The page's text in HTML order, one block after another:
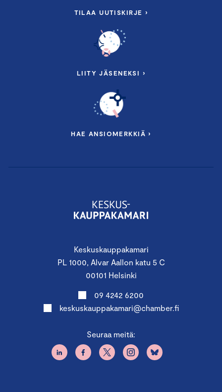
Keskuskauppakamari
PL 1000, Alvar Aallon katu 5 C
00101 Helsinki
09 4242 6200
keskuskauppakamari@chamber.fi
Seuraa meitä:
TILAA UUTISKIRJE ›
LIITY JÄSENEKSI ›
HAE ANSIOMERKKIÄ ›